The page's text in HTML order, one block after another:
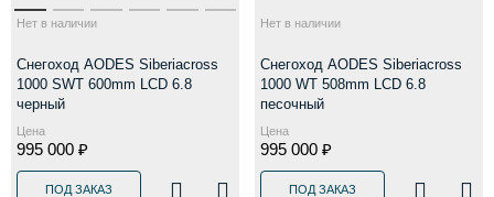
Нет в наличии
Снегоход AODES Siberiacross
1000 SWT 600mm LCD 6.8
черный
Цена
995 000 ₽
ПОД ЗАКАЗ
Нет в наличии
Снегоход AODES Siberiacross
1000 WT 508mm LCD 6.8
песочный
Цена
995 000 ₽
ПОД ЗАКАЗ